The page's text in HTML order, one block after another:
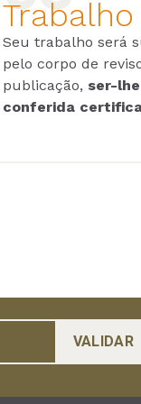
Seu trabalho será
pelo corpo de
publicação, ser-
conferida